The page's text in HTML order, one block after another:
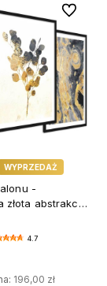
WYPRZEDAŻ
-
złota abstrakcja
4.7
196,00 zł
Do